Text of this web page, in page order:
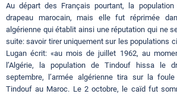
Au départ des Français pourtant, la population
drapeau marocain, mais elle fut réprimée
algérienne qui établit ainsi une réputation qui ne
suite: savoir tirer uniquement sur les populations
Lugan écrit: «au mois de juillet 1962, au
l’Algérie, la population de Tindouf hissa le
septembre, l’armée algérienne tira sur la
Tindouf au Maroc. Le 2 octobre, le caïd fut